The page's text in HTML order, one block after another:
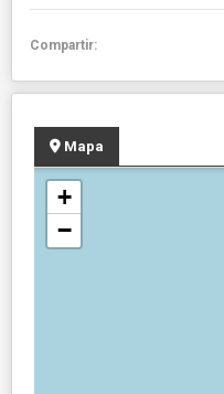
Compartir:
Mapa
+
−